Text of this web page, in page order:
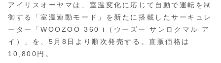
アイリスオーヤマは、室温変化に応じて自動で運転を制
御する「室温連動モード」を新たに搭載したサーキュレ
ーター「WOOZOO 360 i（ウーズー サンロクマル ア
イ）」を、5月8日より順次発売する。直販価格は
10,800円。